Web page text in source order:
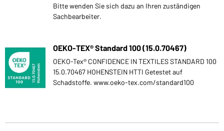
Bitte wenden Sie sich dazu an Ihren zuständigen
Sachbearbeiter.
OEKO-TEX® Standard 100 (15.0.70467)
OEKO-Tex® CONFIDENCE IN TEXTILES STANDARD 100
15.0.70467 HOHENSTEIN HTTI Getestet auf
Schadstoffe. www.oeko-tex.com/standard100